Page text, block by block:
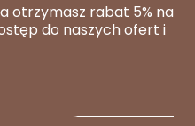
otrzymasz rabat 5% na
do naszych ofert i